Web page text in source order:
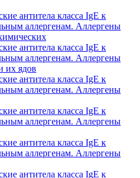
антитела класса IgE к
аллергенам. Аллергены
антитела класса IgE к
аллергенам. Аллергены
их ядов
антитела класса IgE к
аллергенам. Аллергены
антитела класса IgE к
аллергенам. Аллергены
антитела класса IgE к
аллергенам. Аллергены
антитела класса IgE к